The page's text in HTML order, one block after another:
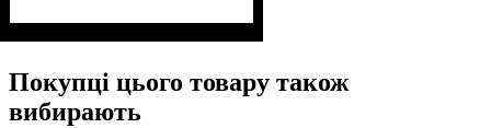
Покупці цього товару також
вибирають